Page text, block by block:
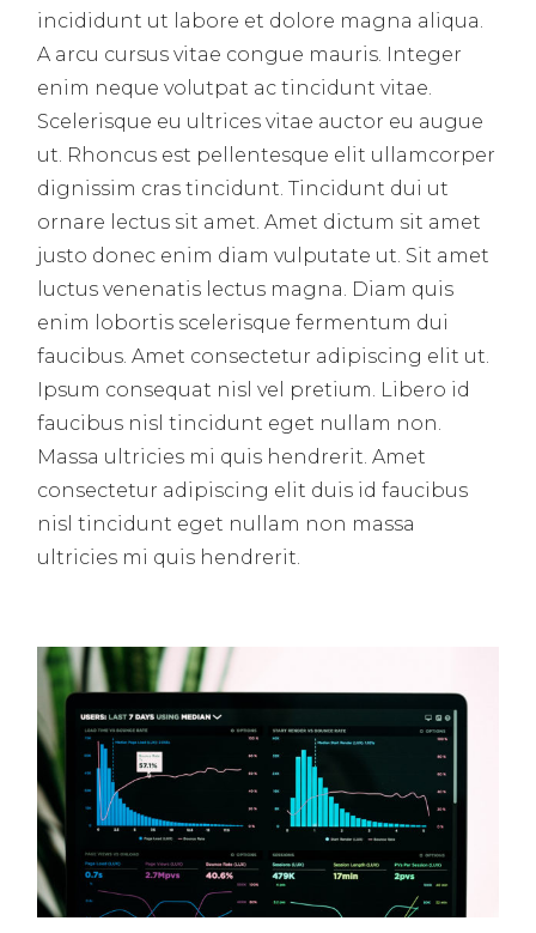
incididunt ut labore et dolore magna aliqua.
A arcu cursus vitae congue mauris. Integer
enim neque volutpat ac tincidunt vitae.
Scelerisque eu ultrices vitae auctor eu augue
ut. Rhoncus est pellentesque elit ullamcorper
dignissim cras tincidunt. Tincidunt dui ut
ornare lectus sit amet. Amet dictum sit amet
justo donec enim diam vulputate ut. Sit amet
luctus venenatis lectus magna. Diam quis
enim lobortis scelerisque fermentum dui
faucibus. Amet consectetur adipiscing elit ut.
Ipsum consequat nisl vel pretium. Libero id
faucibus nisl tincidunt eget nullam non.
Massa ultricies mi quis hendrerit. Amet
consectetur adipiscing elit duis id faucibus
nisl tincidunt eget nullam non massa
ultricies mi quis hendrerit.